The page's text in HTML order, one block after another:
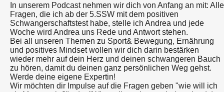
In unserem Podcast nehmen wir dich von Anfang an mit: Alle
Fragen, die ich ab der 5.SSW mit dem positiven
Schwangerschaftstest habe, stelle ich Andrea und jede
Woche wird Andrea uns Rede und Antwort stehen.
Bei all unseren Themen zu Sport& Bewegung, Ernährung
und positives Mindset wollen wir dich darin bestärken
wieder mehr auf dein Herz und deinen schwangeren Bauch
zu hören, damit du deinen ganz persönlichen Weg gehst.
Werde deine eigene Expertin!
Wir möchten dir Impulse auf die Fragen geben "wie will ich